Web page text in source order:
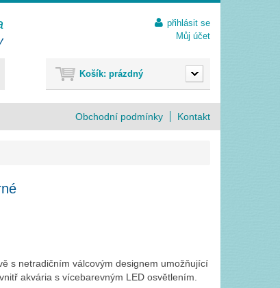
s netradičním válcovým designem umožňující
akvária s vícebarevným LED osvětlením.
Obchodní podmínky Kontakt
přihlásit se
Můj účet
Košík: prázdný